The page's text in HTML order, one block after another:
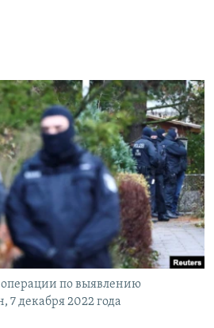
по выявлению
7 декабря 2022 года